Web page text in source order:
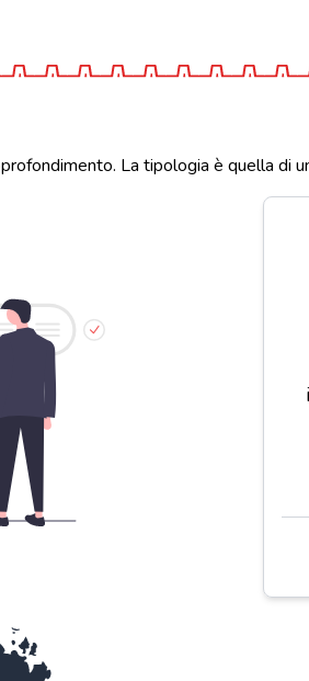
La tipologia è quella di